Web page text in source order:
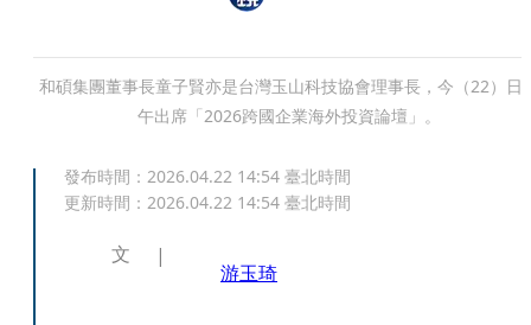
和碩集團董事長童子賢亦是台灣玉山科技協會理事長，今（22）日
午出席「2026跨國企業海外投資論壇」。
發布時間： 2026.04.22 14:54 臺北時間
更新時間： 2026.04.22 14:54 臺北時間
文
游玉琦